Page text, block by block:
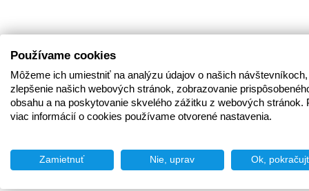
Používame cookies
Môžeme ich umiestniť na analýzu údajov o našich
zlepšenie našich webových stránok, zobrazovanie
obsahu a na poskytovanie skvelého zážitku z webových stránok.
viac informácií o cookies používame otvorené nastavenia.
Zamietnuť Nie, uprav Ok,